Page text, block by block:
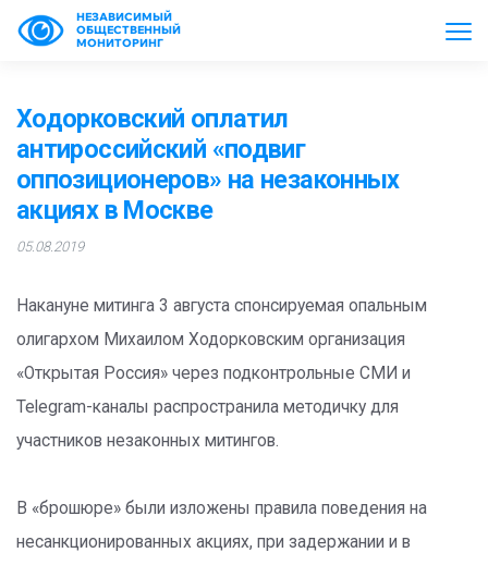
НЕЗАВИСИМЫЙ
ОБЩЕСТВЕННЫЙ
МОНИТОРИНГ
Ходорковский оплатил
антироссийский «подвиг
оппозиционеров» на незаконных
акциях в Москве
05.08.2019
Накануне митинга 3 августа спонсируемая опальным
олигархом Михаилом Ходорковским организация
«Открытая Россия» через подконтрольные СМИ и
Telegram-каналы распространила методичку для
участников незаконных митингов.
В «брошюре» были изложены правила поведения на
несанкционированных акциях, при задержании и в